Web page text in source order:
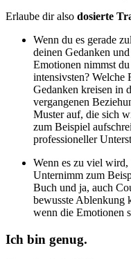
Erlaube dir also dosierte
Wenn du es gerade
deinen Gedanken
Emotionen nimmst
intensivsten? Welche
Gedanken kreisen in
vergangenen
Muster auf, die sich
zum Beispiel
professioneller
Wenn es zu viel wird,
Unternimm zum
Buch und ja, auch
bewusste Ablenkung
wenn die Emotionen
Ich bin genug.